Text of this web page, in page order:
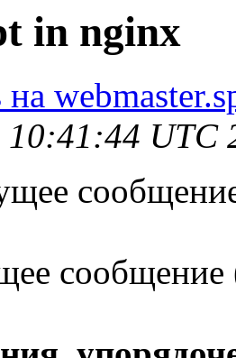
in nginx
на
UTC
сообщение